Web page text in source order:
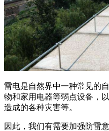
雷电是自然界中一种常见的
物和家用电器等弱点设备，
造成的各种灾害等。
因此，我们有需要加强防雷